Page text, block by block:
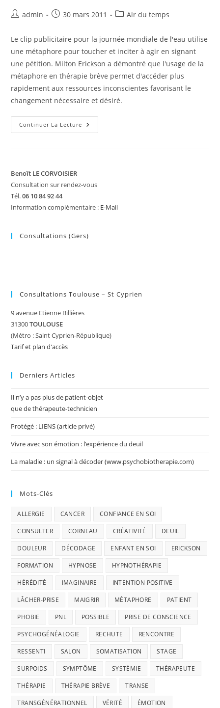
Auteur/autrice
publication :
admin
Publication
30 mars 2011
PostAir du temps
Le clip publicitaire pour la journée mondiale de l'eau utilise
une métaphore pour toucher et inciter à agir en signant
une pétition. Milton Erickson a démontré que l'usage de la
métaphore en thérapie brève permet d'accéder plus
rapidement aux ressources inconscientes favorisant le
changement nécessaire et désiré.
Continuer La Lecture Être
Touché
Benoît LE CORVOISIER
Consultation sur rendez-vous
Tél.06 10 84 92 44
Information complémentaire : E-Mail
Consultations (Gers)
Consultations Toulouse – St Cyprien
9 avenue Etienne Billières
31300TOULOUSE
(Métro : Saint Cyprien-République)
Tarif et plan d'accès
Derniers Articles
Il n’y a pas plus de patient-objet
que de thérapeute-technicien
Protégé : LIENS (article privé)
Vivre avec son émotion : l’expérience du deuil
La maladie : un signal à décoder (www.psychobiotherapie.com)
Mots-Clés
ALLERGIE CANCER CONFIANCE EN SOI
CONSULTER CORNEAU CRÉATIVITÉ DEUIL
DOULEUR DÉCODAGE ENFANT EN SOI ERICKSON
FORMATION HYPNOSE HYPNOTHÉRAPIE
HÉRÉDITÉ IMAGINAIRE INTENTION POSITIVE
LÂCHER-PRISE MAIGRIR MÉTAPHORE PATIENT
PHOBIE PNL POSSIBLE PRISE DE CONSCIENCE
PSYCHOGÉNÉALOGIE RECHUTE RENCONTRE
RESSENTI SALON SOMATISATION STAGE
SURPOIDS SYMPTÔME SYSTÉMIE THÉRAPEUTE
THÉRAPIE THÉRAPIE BRÈVE TRANSE
TRANSGÉNÉRATIONNEL VÉRITÉ ÉMOTION